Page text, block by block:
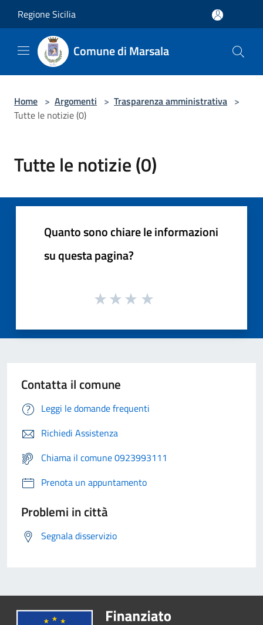
Regione Sicilia
Comune di Marsala
Home > Argomenti > Trasparenza amministrativa >
Tutte le notizie (0)
Tutte le notizie (0)
Quanto sono chiare le informazioni
su questa pagina?
Contatta il comune
Leggi le domande frequenti
Richiedi Assistenza
Chiama il comune 0923993111
Prenota un appuntamento
Problemi in città
Segnala disservizio